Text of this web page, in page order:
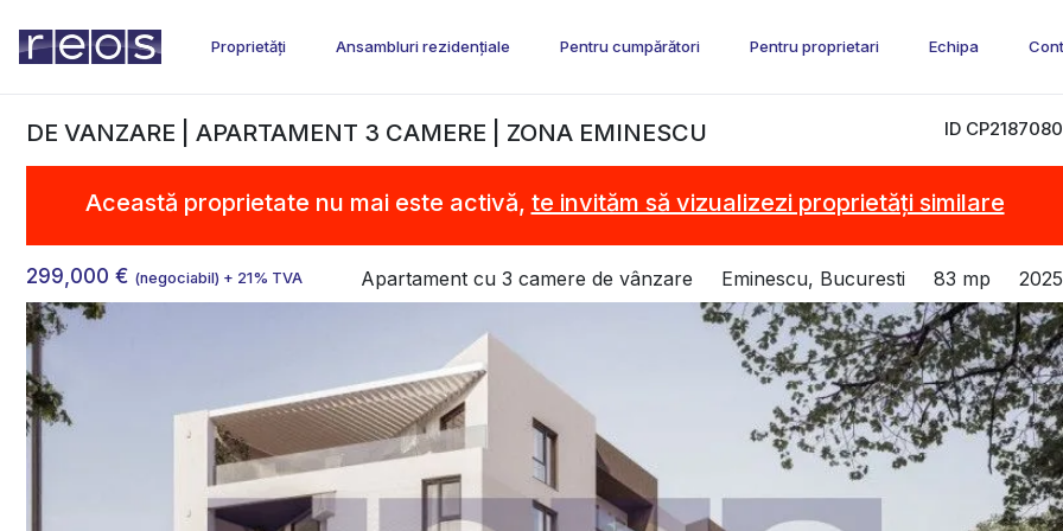
Proprietăți Ansambluri rezidențiale Pentru cumpărători Pentru proprietari Echipa
ID CP2187080
DE VANZARE | APARTAMENT 3 CAMERE | ZONA EMINESCU
Această proprietate nu mai este activă, te invităm să vizualizezi proprietăți similare
299,000 € (negociabil) + 21% TVA Apartament cu 3 camere de vânzare Eminescu, Bucuresti 83 mp 2025